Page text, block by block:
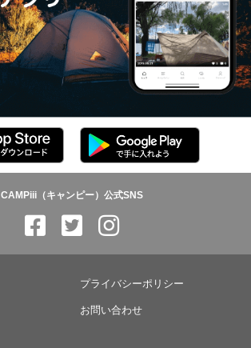
CAMPiii（キャンピー）公式SNS
プライバシーポリシー
お問い合わせ